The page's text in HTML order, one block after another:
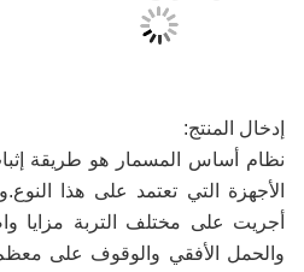
إدخال المنتج:
نظام أساس المسمار هو طريقة
الأجهزة التي تعتمد على هذا
أجريت على مختلف التربة
والحمل الأفقي والوقوف على